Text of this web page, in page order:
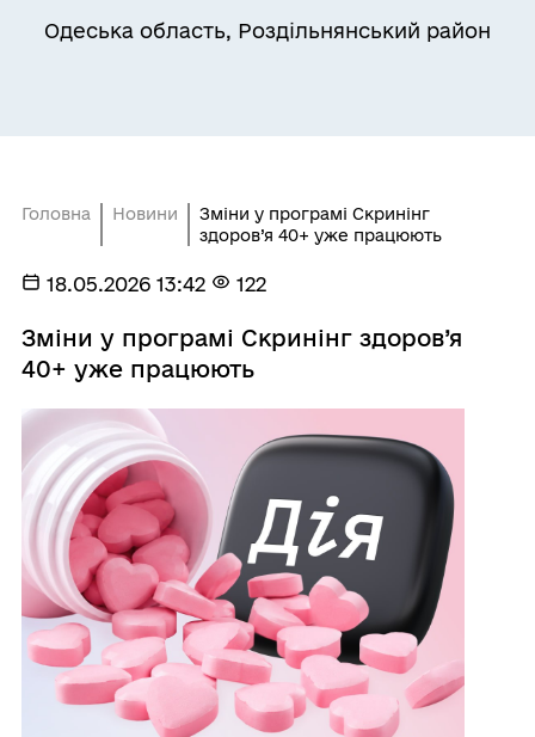
Одеська область, Роздільнянський район
Головна Новини
Зміни у програмі Скринінг
здоров’я 40+ уже працюють
18.05.2026 13:42 122
Зміни у програмі Скринінг здоров’я
40+ уже працюють